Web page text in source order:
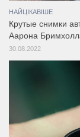
НАЙЦІКАВІШЕ
Крутые снимки
Аарона
30.08.2022